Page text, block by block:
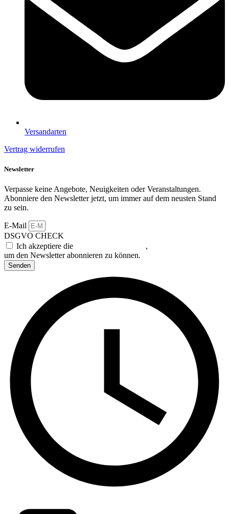
Versandarten
Vertrag widerrufen
Newsletter
Verpasse keine Angebote, Neuigkeiten oder Veranstaltungen.
Abonniere den Newsletter jetzt, um immer auf dem neusten Stand
zu sein.
E-Mail
DSGVO CHECK
Ich akzeptiere die
,
um den Newsletter abonnieren zu können.
Senden